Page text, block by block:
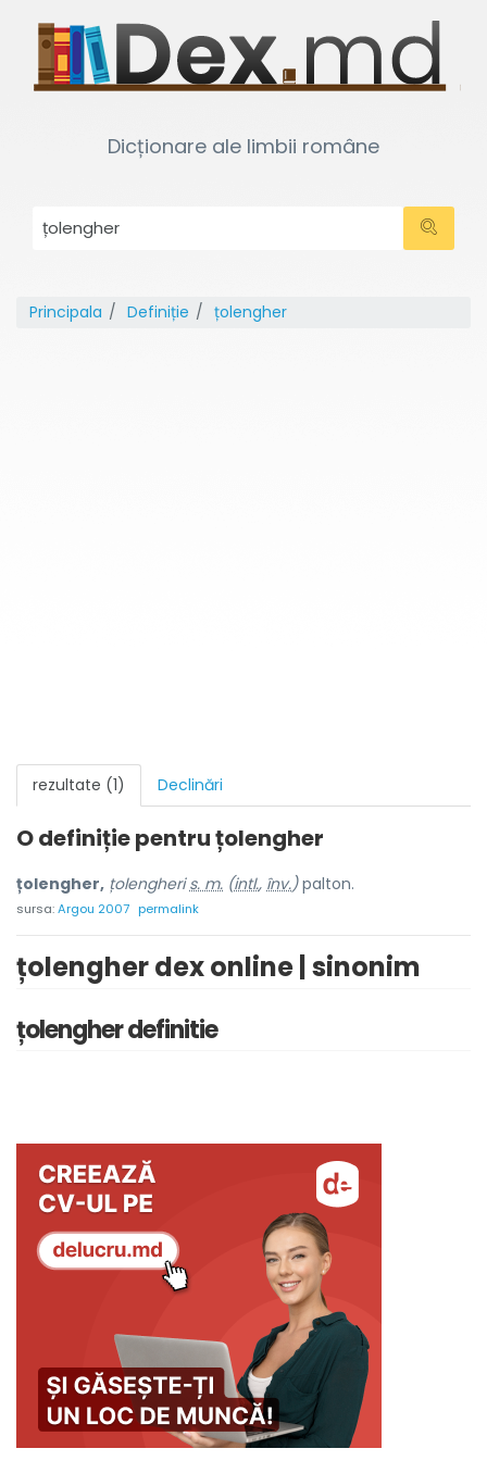
Dicționare ale limbii române
Principala Definiție țolengher
rezultate (1) Declinări
O definiție pentruțolengher
țolengher, țolengheris. m. (intl., înv.)palton.
sursa:Argou 2007 permalink
țolengher dex online | sinonim
țolengher definitie